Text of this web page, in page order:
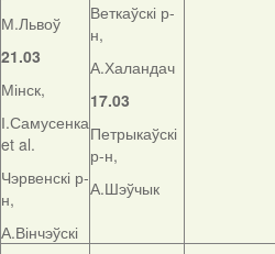
М.Львоў
21.03
Мінск,
І.Самусенка
et al.
Чэрвенскі р-
н,
А.Вінчэўскі
Веткаўскі р-
н,
А.Халандач
17.03
Петрыкаўскі
р-н,
А.Шэўчык